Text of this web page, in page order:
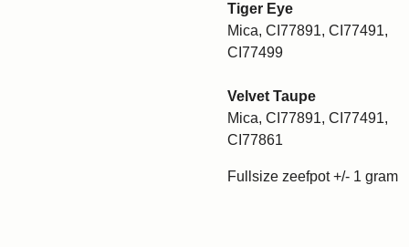
Tiger Eye
Mica, CI77891, CI77491,
CI77499
Velvet Taupe
Mica, CI77891, CI77491,
CI77861
Fullsize zeefpot +/- 1 gram